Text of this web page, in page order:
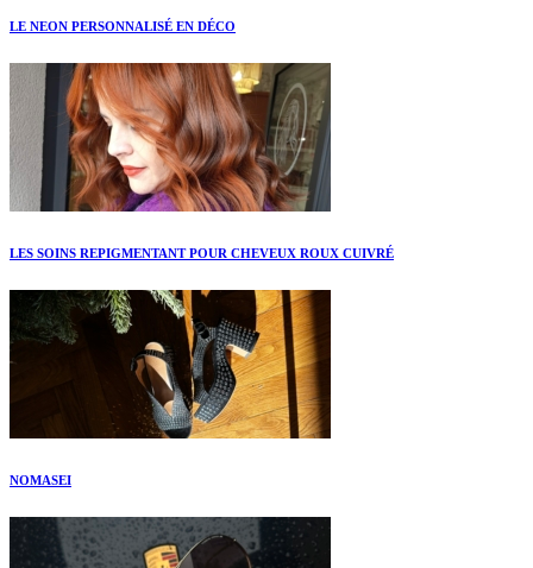
LE NEON PERSONNALISÉ EN DÉCO
LES SOINS REPIGMENTANT POUR CHEVEUX ROUX CUIVRÉ
NOMASEI